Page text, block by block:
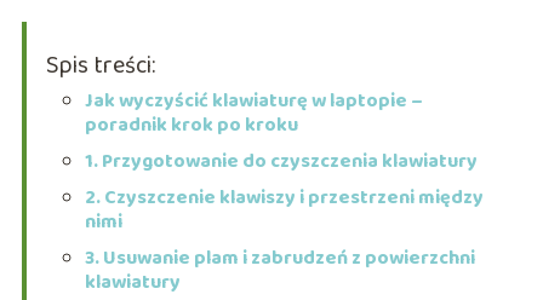
Spis treści:
Jak wyczyścić klawiaturę w laptopie –
poradnik krok po kroku
1. Przygotowanie do czyszczenia klawiatury
2. Czyszczenie klawiszy i przestrzeni między
nimi
3. Usuwanie plam i zabrudzeń z powierzchni
klawiatury